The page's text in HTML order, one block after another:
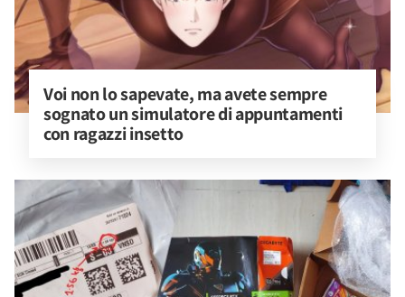
Voi non lo sapevate, ma avete sempre
sognato un simulatore di appuntamenti
con ragazzi insetto